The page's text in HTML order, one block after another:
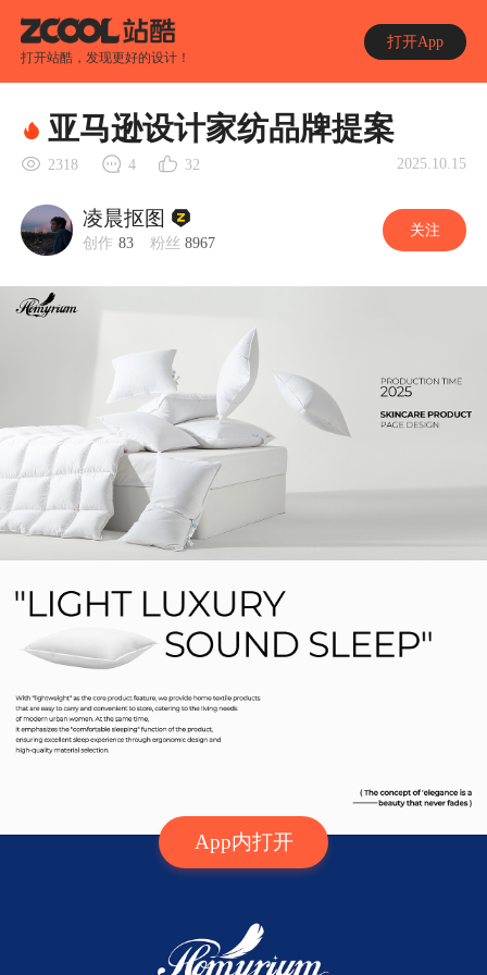
打开站酷，发现更好的设计！
打开App
App内打开
亚马逊设计家纺品牌提案
2318 4 32 2025.10.15
凌晨抠图
创作 83 粉丝 8967
关注